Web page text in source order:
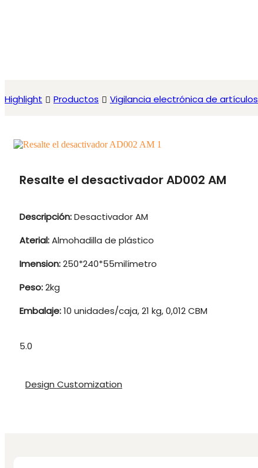
Highlight Productos Vigilancia electrónica de artículos
Resalte el desactivador AD002 AM
Descripción:Desactivador AM
Aterial:Almohadilla de plástico
Imension:250*240*55milímetro
Peso:2kg
Embalaje:10 unidades/caja, 21 kg, 0,012 CBM
5.0
Design Customization